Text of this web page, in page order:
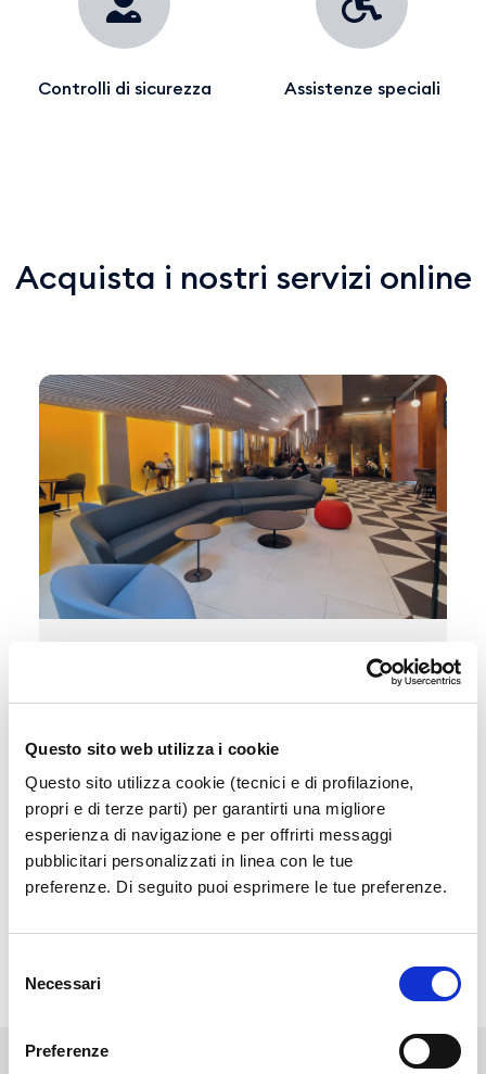
Questo sito web utilizza i cookie
Questo sito utilizza cookie (tecnici e di profilazione,
propri e di terze parti) per garantirti una migliore
esperienza di navigazione e per offrirti messaggi
pubblicitari personalizzati in linea con le tue
preferenze. Di seguito puoi esprimere le tue preferenze.
delNecessari
Preferenze
Controlli di sicurezza Assistenze speciali
Acquista i nostri servizi online
Scopri di più